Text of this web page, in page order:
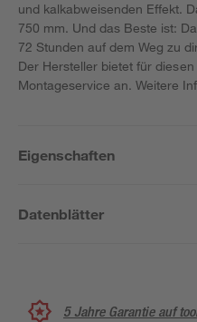
und kalkabweisenden Effekt.
750 mm. Und das Beste ist:
72 Stunden auf dem Weg zu
Der Hersteller bietet für
Montageservice an. Weitere
Eigenschaften
Datenblätter
5 Jahre Garantie auf